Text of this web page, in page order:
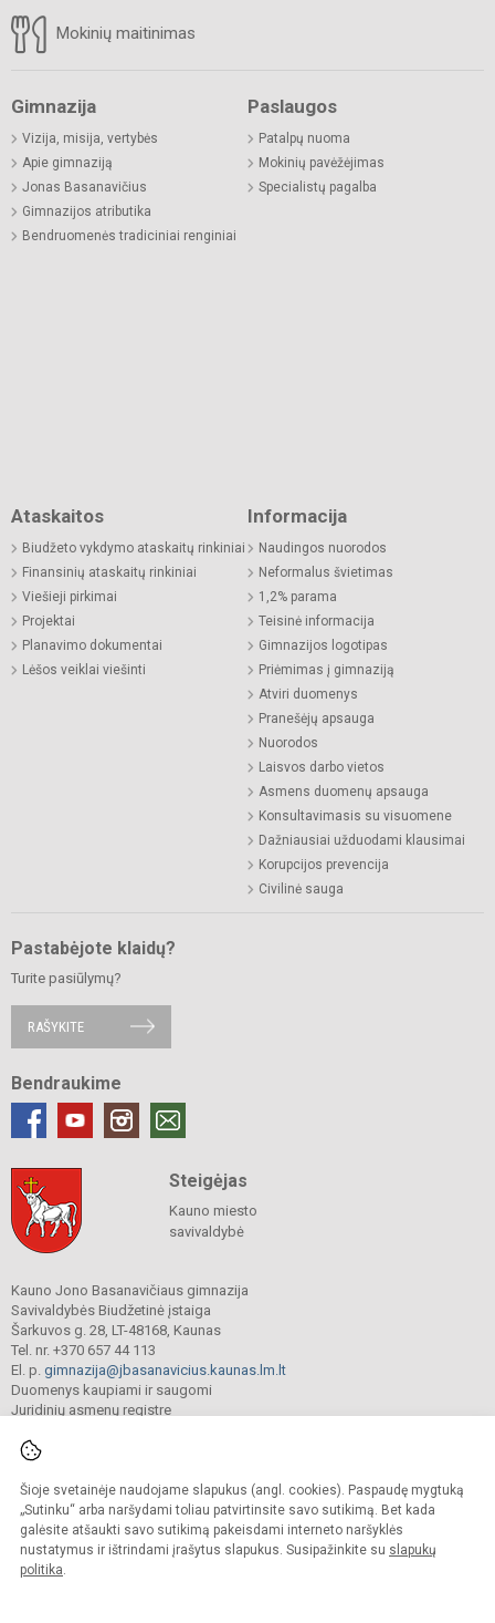
Šioje svetainėje naudojame slapukus (angl. cookies). Paspaudę mygtuką
„Sutinku“ arba naršydami toliau patvirtinsite savo sutikimą. Bet kada
galėsite atšaukti savo sutikimą pakeisdami interneto naršyklės
nustatymus ir ištrindami įrašytus slapukus. Susipažinkite su slapukų
politika.
Mokinių maitinimas
Gimnazija
Vizija, misija, vertybės
Apie gimnaziją
Jonas Basanavičius
Gimnazijos atributika
Bendruomenės tradiciniai renginiai
Paslaugos
Patalpų nuoma
Mokinių pavėžėjimas
Specialistų pagalba
Ataskaitos
Biudžeto vykdymo ataskaitų rinkiniai
Finansinių ataskaitų rinkiniai
Viešieji pirkimai
Projektai
Planavimo dokumentai
Lėšos veiklai viešinti
Informacija
Naudingos nuorodos
Neformalus švietimas
1,2% parama
Teisinė informacija
Gimnazijos logotipas
Priėmimas į gimnaziją
Atviri duomenys
Pranešėjų apsauga
Nuorodos
Laisvos darbo vietos
Asmens duomenų apsauga
Konsultavimasis su visuomene
Dažniausiai užduodami klausimai
Korupcijos prevencija
Civilinė sauga
Pastabėjote klaidų?
Turite pasiūlymų?
RAŠYKITE
Bendraukime
Steigėjas
Kauno miesto
savivaldybė
Kauno Jono Basanavičiaus gimnazija
Savivaldybės Biudžetinė įstaiga
Šarkuvos g. 28, LT-48168, Kaunas
Tel. nr. +370 657 44 113
El. p. gimnazija@jbasanavicius.kaunas.lm.lt
Duomenys kaupiami ir saugomi
Juridinių asmenų registre
© 2018. Kauno Jono Basanavičiaus gimnazija. Visos teisės saugomos.
Kopijuoti turinį be raštiško gimnazijos sutikimo griežtai draudžiama.
Versija neįgaliesiems Slapukų valdymas